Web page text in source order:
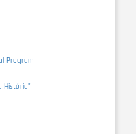
Program
História"